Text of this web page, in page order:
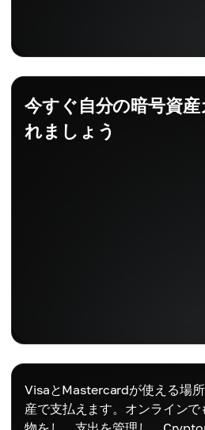
今すぐ自分の暗号資
れましょう
VisaとMastercardが使える場
産で支払えます。オンライン